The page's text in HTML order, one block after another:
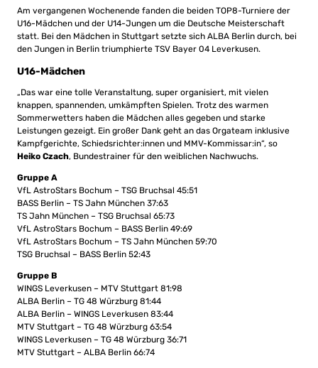
Am vergangenen Wochenende fanden die beiden TOP8-Turniere der
U16-Mädchen und der U14-Jungen um die Deutsche Meisterschaft
statt. Bei den Mädchen in Stuttgart setzte sich ALBA Berlin durch, bei
den Jungen in Berlin triumphierte TSV Bayer 04 Leverkusen.
U16-Mädchen
„Das war eine tolle Veranstaltung, super organisiert, mit vielen
knappen, spannenden, umkämpften Spielen. Trotz des warmen
Sommerwetters haben die Mädchen alles gegeben und starke
Leistungen gezeigt. Ein großer Dank geht an das Orgateam inklusive
Kampfgerichte, Schiedsrichter:innen und MMV-Kommissar:in“, so
Heiko Czach, Bundestrainer für den weiblichen Nachwuchs.
Gruppe A
VfL AstroStars Bochum – TSG Bruchsal 45:51
BASS Berlin – TS Jahn München 37:63
TS Jahn München – TSG Bruchsal 65:73
VfL AstroStars Bochum – BASS Berlin 49:69
VfL AstroStars Bochum – TS Jahn München 59:70
TSG Bruchsal – BASS Berlin 52:43
Gruppe B
WINGS Leverkusen – MTV Stuttgart 81:98
ALBA Berlin – TG 48 Würzburg 81:44
ALBA Berlin – WINGS Leverkusen 83:44
MTV Stuttgart – TG 48 Würzburg 63:54
WINGS Leverkusen – TG 48 Würzburg 36:71
MTV Stuttgart – ALBA Berlin 66:74